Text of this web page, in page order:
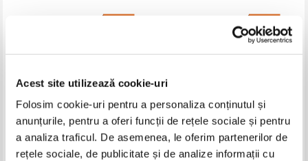
Acest site utilizează cookie-uri
Folosim cookie-uri pentru a personaliza conținutul și
anunțurile, pentru a oferi funcții de rețele sociale și pentru
a analiza traficul. De asemenea, le oferim partenerilor de
rețele sociale, de publicitate și de analize informații cu